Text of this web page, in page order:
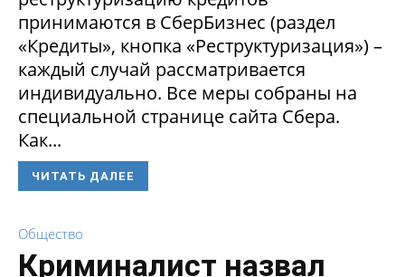
принимаются в СберБизнес (раздел
«Кредиты», кнопка «Реструктуризация») –
каждый случай рассматривается
индивидуально. Все меры собраны на
специальной странице сайта Сбера.
Как...
ЧИТАТЬ ДАЛЕЕ
Общество
Криминалист назвал